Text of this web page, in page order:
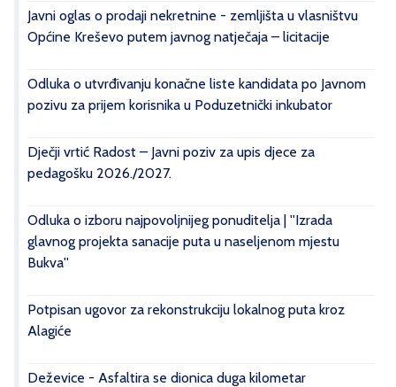
Javni oglas o prodaji nekretnine - zemljišta u vlasništvu
Općine Kreševo putem javnog natječaja – licitacije
Odluka o utvrđivanju konačne liste kandidata po Javnom
pozivu za prijem korisnika u Poduzetnički inkubator
Dječji vrtić Radost – Javni poziv za upis djece za
pedagošku 2026./2027.
Odluka o izboru najpovoljnijeg ponuditelja | ''Izrada
glavnog projekta sanacije puta u naseljenom mjestu
Bukva''
Potpisan ugovor za rekonstrukciju lokalnog puta kroz
Alagiće
Deževice - Asfaltira se dionica duga kilometar